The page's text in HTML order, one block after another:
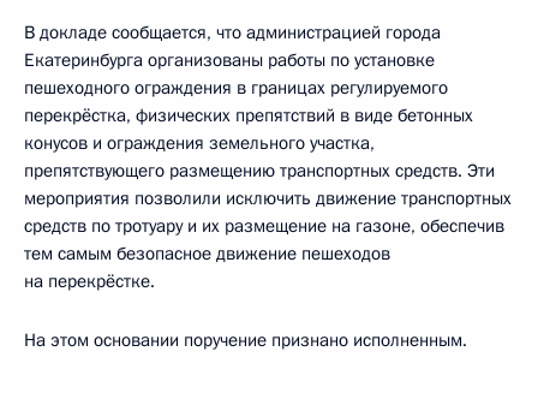
В докладе сообщается, что администрацией города
Екатеринбурга организованы работы по установке
пешеходного ограждения в границах регулируемого
перекрёстка, физических препятствий в виде бетонных
конусов и ограждения земельного участка,
препятствующего размещению транспортных средств. Эти
мероприятия позволили исключить движение транспортных
средств по тротуару и их размещение на газоне, обеспечив
тем самым безопасное движение пешеходов
на перекрёстке.
На этом основании поручение признано исполненным.